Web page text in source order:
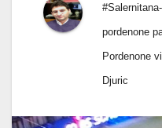
pordenone
Pordenone
Djuric